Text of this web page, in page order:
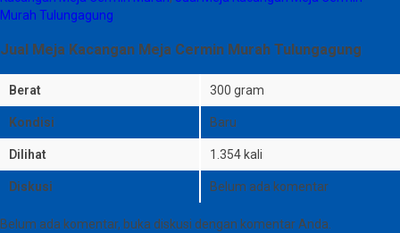
Murah Tulungagung
Jual Meja Kacangan Meja Cermin Murah Tulungagung
Berat 300 gram
Kondisi Baru
Dilihat 1.354 kali
Diskusi Belum ada komentar
Belum ada komentar, buka diskusi dengan komentar Anda.